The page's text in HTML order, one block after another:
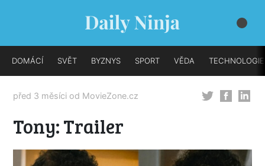
DOMÁCÍ SVĚT BYZNYS SPORT VĚDA TECHNOLOGIE
před 3 měsíci od MovieZone.cz
Tony: Trailer